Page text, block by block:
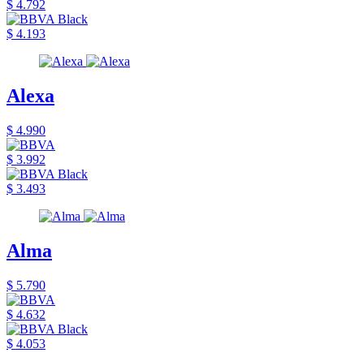
$ 4.792
$ 4.193
Alexa
$ 4.990
$ 3.992
$ 3.493
Alma
$ 5.790
$ 4.632
$ 4.053